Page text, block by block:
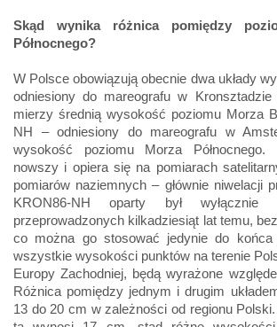
Skąd wynika różnica pomiędzy
Północnego?
W Polsce obowiązują obecnie dwa układy
odniesiony do mareografu w
mierzy średnią wysokość poziomu Morza
NH – odniesiony do mareografu w
wysokość poziomu Morza Północnego.
nowszy i opiera się na pomiarach
pomiarów naziemnych – głównie niwelacji
KRON86-NH oparty był wyłącznie
przeprowadzonych kilkadziesiąt lat temu,
co można go stosować jedynie do
wszystkie wysokości punktów na terenie
Europy Zachodniej, będą wyrażone
Różnica pomiędzy jednym i drugim
13 do 20 cm w zależności od regionu